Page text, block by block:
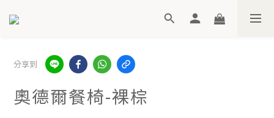
分享到
奧德爾餐椅-裸棕